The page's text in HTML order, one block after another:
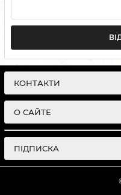
КОНТАКТИ
О САЙТЕ
ПІДПИСКА